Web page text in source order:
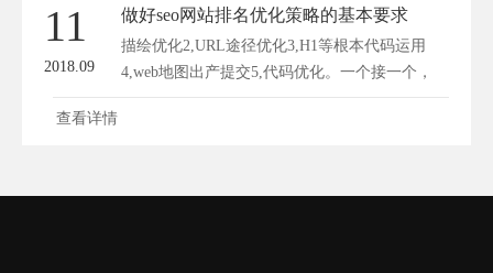
11
2018.09
做好seo网站排名优化策略的基本要求
描绘优化2,URL途径优化3,H1等根本代码运用
4,web地图出产提交5,代码优化。一个接一个，
网...
查看详情